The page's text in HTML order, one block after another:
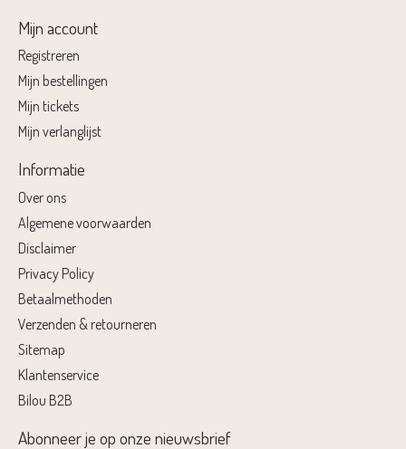
Mijn account
Registreren
Mijn bestellingen
Mijn tickets
Mijn verlanglijst
Informatie
Over ons
Algemene voorwaarden
Disclaimer
Privacy Policy
Betaalmethoden
Verzenden & retourneren
Sitemap
Klantenservice
Bilou B2B
Abonneer je op onze nieuwsbrief